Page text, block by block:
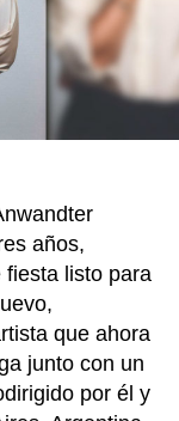
años,
fiesta listo para
que ahora
junto con un
por él y